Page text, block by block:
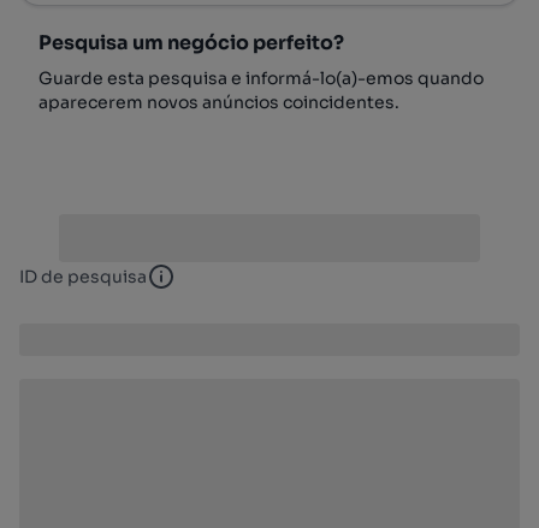
Pesquisa um negócio perfeito?
Guarde esta pesquisa e informá-lo(a)-emos quando
aparecerem novos anúncios coincidentes.
ID de pesquisa ID de pesquisa